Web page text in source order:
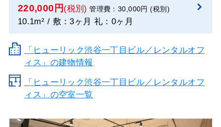
220,000円 (税別) 管理費：30,000円 (税別)
10.1m² / 敷：3ヶ月 礼：0ヶ月
「ヒューリック渋谷一丁目ビル／レンタルオフ
ィス」の建物情報
「ヒューリック渋谷一丁目ビル／レンタルオフ
ィス」の空室一覧